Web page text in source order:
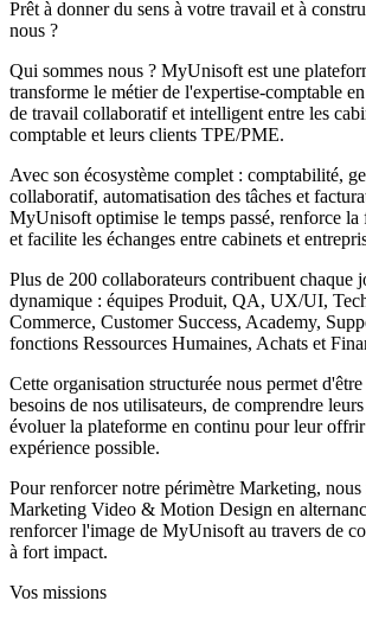
Prêt à donner du sens à votre travail et à
nous ?
Qui sommes nous ? MyUnisoft est une
transforme le métier de l'expertise-comptable
de travail collaboratif et intelligent entre les
comptable et leurs clients TPE/PME.
Avec son écosystème complet : comptabilité,
collaboratif, automatisation des tâches et
MyUnisoft optimise le temps passé, renforce la
et facilite les échanges entre cabinets et
Plus de 200 collaborateurs contribuent chaque
dynamique : équipes Produit, QA, UX/UI,
Commerce, Customer Success, Academy,
fonctions Ressources Humaines, Achats et
Cette organisation structurée nous permet
besoins de nos utilisateurs, de comprendre
évoluer la plateforme en continu pour leur
expérience possible.
Pour renforcer notre périmètre Marketing, nous
Marketing Video & Motion Design en
renforcer l'image de MyUnisoft au travers de
à fort impact.
Vos missions